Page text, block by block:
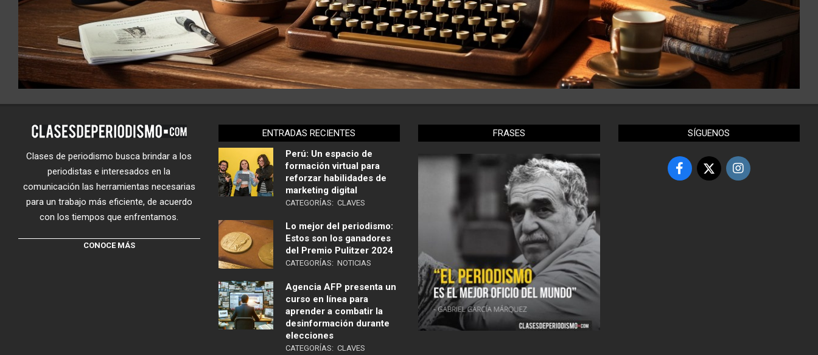
Clases de periodismo busca brindar a los
periodistas e interesados en la
comunicación las herramientas necesarias
para un trabajo más eficiente, de acuerdo
con los tiempos que enfrentamos.
CONOCE MÁS
ENTRADAS RECIENTES
Perú: Un espacio de
formación virtual para
reforzar habilidades de
marketing digital
CATEGORÍAS: CLAVES
Lo mejor del periodismo:
Estos son los ganadores
del Premio Pulitzer 2024
CATEGORÍAS: NOTICIAS
Agencia AFP presenta un
curso en línea para
aprender a combatir la
desinformación durante
elecciones
CATEGORÍAS: CLAVES
FRASES SÍGUENOS